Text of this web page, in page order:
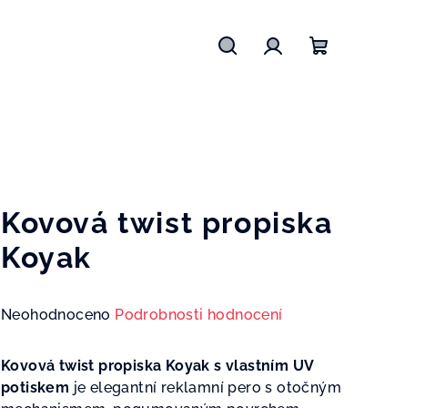
Kovová twist propiska
Koyak
Průměrné
produktu
0,0
Neohodnoceno Podrobnosti hodnocení
Kovová twist propiska Koyak s vlastním UV
potiskem je elegantní reklamní pero s otočným